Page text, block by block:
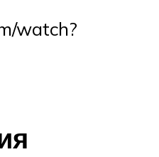
watch?